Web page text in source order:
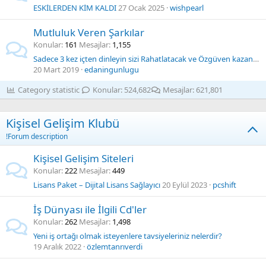
ESKİLERDEN KİM KALDI27 Ocak 2025 wishpearl
Mutluluk Veren Şarkılar
Konular 161 Mesajlar 1,155
Sadece 3 kez içten dinleyin sizi Rahatlatacak ve Özgüven kazanacaksınız. Bana güvenin
20 Mart 2019 edaningunlugu
Category statistic
Konular 524,682 Mesajlar 621,801
Kişisel Gelişim Klubü
!Forum description
Kişisel Gelişim Siteleri
Konular 222 Mesajlar 449
Lisans Paket – Dijital Lisans Sağlayıcı20 Eylül 2023 pcshift
İş Dünyası ile İlgili Cd'ler
Konular 262 Mesajlar 1,498
Yeni iş ortağı olmak isteyenlere tavsiyeleriniz nelerdir?
19 Aralık 2022 özlemtanrıverdi